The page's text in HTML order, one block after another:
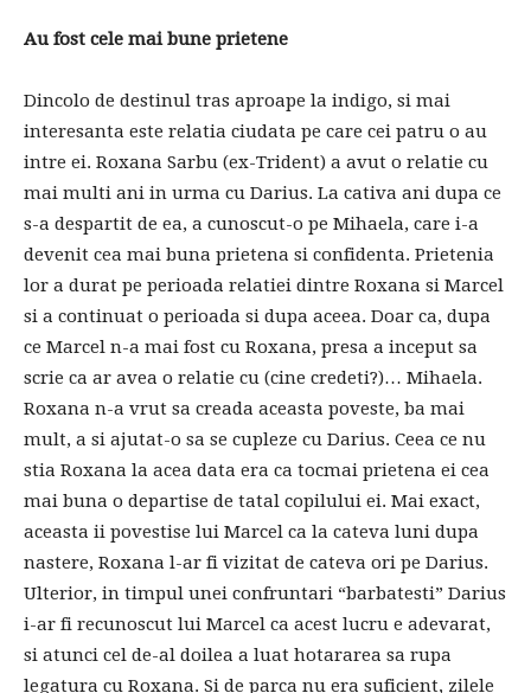
Au fost cele mai bune prietene
Dincolo de destinul tras aproape la indigo, si mai
interesanta este relatia ciudata pe care cei patru o au
intre ei. Roxana Sarbu (ex-Trident) a avut o relatie cu
mai multi ani in urma cu Darius. La cativa ani dupa ce
s-a despartit de ea, a cunoscut-o pe Mihaela, care i-a
devenit cea mai buna prietena si confidenta. Prietenia
lor a durat pe perioada relatiei dintre Roxana si Marcel
si a continuat o perioada si dupa aceea. Doar ca, dupa
ce Marcel n-a mai fost cu Roxana, presa a inceput sa
scrie ca ar avea o relatie cu (cine credeti?)… Mihaela.
Roxana n-a vrut sa creada aceasta poveste, ba mai
mult, a si ajutat-o sa se cupleze cu Darius. Ceea ce nu
stia Roxana la acea data era ca tocmai prietena ei cea
mai buna o departise de tatal copilului ei. Mai exact,
aceasta ii povestise lui Marcel ca la cateva luni dupa
nastere, Roxana l-ar fi vizitat de cateva ori pe Darius.
Ulterior, in timpul unei confruntari “barbatesti” Darius
i-ar fi recunoscut lui Marcel ca acest lucru e adevarat,
si atunci cel de-al doilea a luat hotararea sa rupa
legatura cu Roxana. Si de parca nu era suficient, zilele